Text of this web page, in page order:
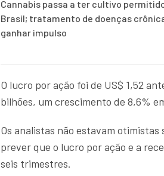
Cannabis passa a ter cultivo
Brasil; tratamento de doenças
ganhar impulso
O lucro por ação foi de US$ 1,52
bilhões, um crescimento de 8,6%
Os analistas não estavam
prever que o lucro por ação e a
seis trimestres.